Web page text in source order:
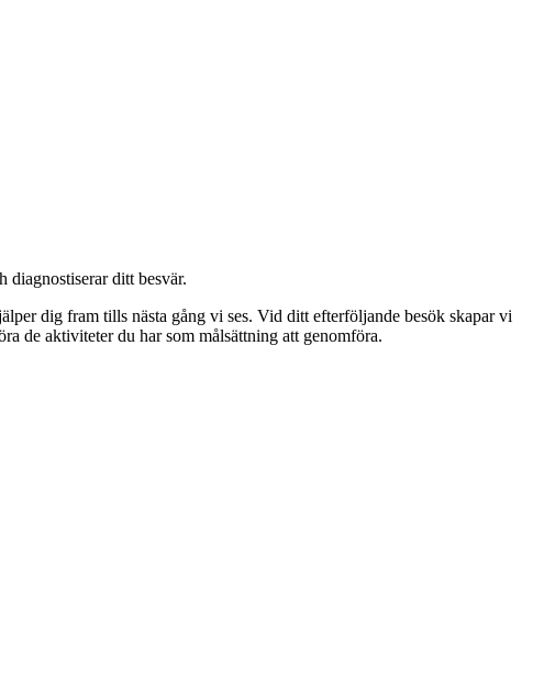
diagnostiserar ditt besvär.
dig fram tills nästa gång vi ses. Vid ditt efterföljande besök skapar vi
de aktiviteter du har som målsättning att genomföra.